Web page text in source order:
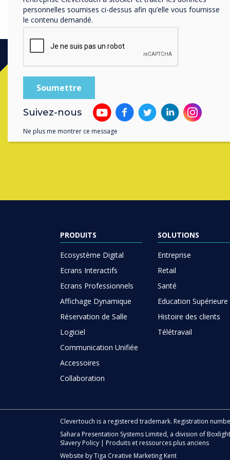
Contactez un
PRODUITS
Ecosystème Digital
Ecrans Interactifs
Ecrans Professionnels
Affichage Dynamique
Réservation de Salle
Logiciel
Communication Unifiée
Accessoires
Collaboration
SOLUTIONS
Entreprise
Retail
Santé
Education Supérieure
Histoire des clients
Télétravail
Clevertouch is a registered trademark. Registration
Sahara Presentation Systems Limited, a division of
Slavery Policy | Produits et ressources plus anciens
Website byTiga Creative Marketing Kent
personnelles soumises ci-dessus afin qu’elle vous fournisse
le contenu demandé.
Suivez-nous
Ne plus me montrer ce message